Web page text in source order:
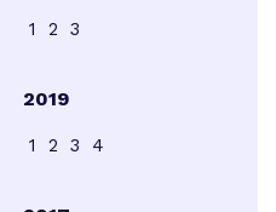
1 2 3
2019
1 2 3 4